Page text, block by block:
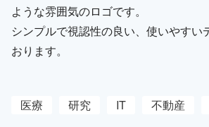
ような雰囲気のロゴです。
シンプルで視認性の良い、使いやすい
おります。
医療 研究 IT 不動産